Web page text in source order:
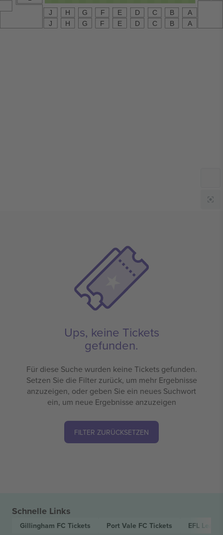
A
B
C
D
E
F
G
H
J
A
B
C
D
E
F
G
H
J
Ups, keine Tickets
gefunden.
Für diese Suche wurden keine Tickets gefunden.
Setzen Sie die Filter zurück, um mehr Ergebnisse
anzuzeigen, oder geben Sie ein neues Suchwort
ein, um neue Ergebnisse anzuzeigen
FILTER ZURÜCKSETZEN
Schnelle Links
Gillingham FC Tickets Port Vale FC Tickets EFL